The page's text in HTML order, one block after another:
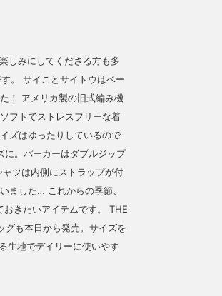
しみにしてくださる方も多
。 サイことサイトウはベー
！ アメリカ製の旧式編み機
フトでストレスフリーな着
ズはゆったりしているので
に。パーカーはダブルジップ
ツは内側にストラップが付
ました… これからの季節、
おきたいアイテムです。 THE
グも本日から発売。サイズを
生地でデイリーに使いやす